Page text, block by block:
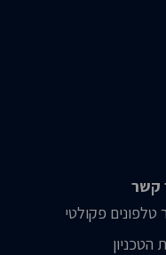
קשר
טלפונים פקולטי
הטכניון